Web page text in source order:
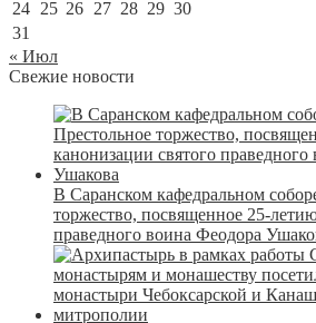
24 25 26 27 28 29 30
31
« Июл
Свежие новости
В Саранском кафедральном
торжество, посвященное 25-
праведного воина Феодора